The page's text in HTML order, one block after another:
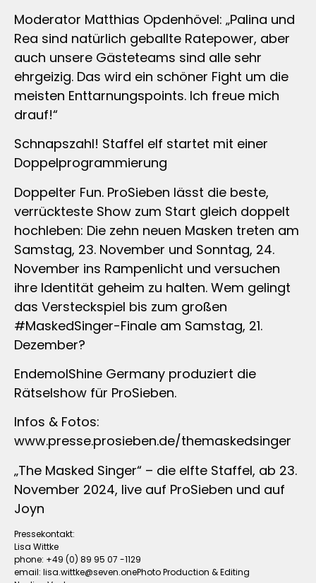
Moderator Matthias Opdenhövel: „Palina und
Rea sind natürlich geballte Ratepower, aber
auch unsere Gästeteams sind alle sehr
ehrgeizig. Das wird ein schöner Fight um die
meisten Enttarnungspoints. Ich freue mich
drauf!“
Schnapszahl! Staffel elf startet mit einer
Doppelprogrammierung
Doppelter Fun. ProSieben lässt die beste,
verrückteste Show zum Start gleich doppelt
hochleben: Die zehn neuen Masken treten am
Samstag, 23. November und Sonntag, 24.
November ins Rampenlicht und versuchen
ihre Identität geheim zu halten. Wem gelingt
das Versteckspiel bis zum großen
#MaskedSinger-Finale am Samstag, 21.
Dezember?
EndemolShine Germany produziert die
Rätselshow für ProSieben.
Infos & Fotos:
www.presse.prosieben.de/themaskedsinger
„The Masked Singer“ – die elfte Staffel, ab 23.
November 2024, live auf ProSieben und auf
Joyn
Pressekontakt:
Lisa Wittke
phone: +49 (0) 89 95 07 -1129
email: lisa.wittke@seven.onePhotoProduction & Editing